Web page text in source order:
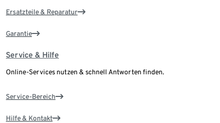
Ersatzteile & Reparatur
Garantie
Service & Hilfe
Online-Services nutzen & schnell Antworten finden.
Service-Bereich
Hilfe & Kontakt